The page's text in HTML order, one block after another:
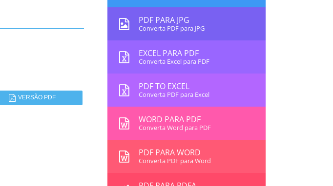
VERSÃO PDF
PDF PARA JPG
Converta PDF para JPG
EXCEL PARA PDF
Converta Excel para PDF
PDF TO EXCEL
Converta PDF para Excel
WORD PARA PDF
Converta Word para PDF
PDF PARA WORD
Converta PDF para Word